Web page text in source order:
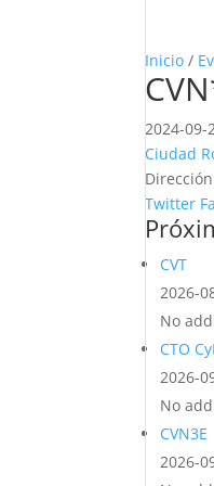
Inicio /
2024-09-
Ciudad
Twitter
CVT
2026-
No
CTO
2026-
No
CVN3E
2026-